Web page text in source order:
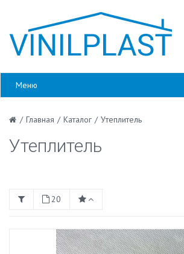
Меню
/ Главная / Каталог / Утеплитель
Утеплитель
20